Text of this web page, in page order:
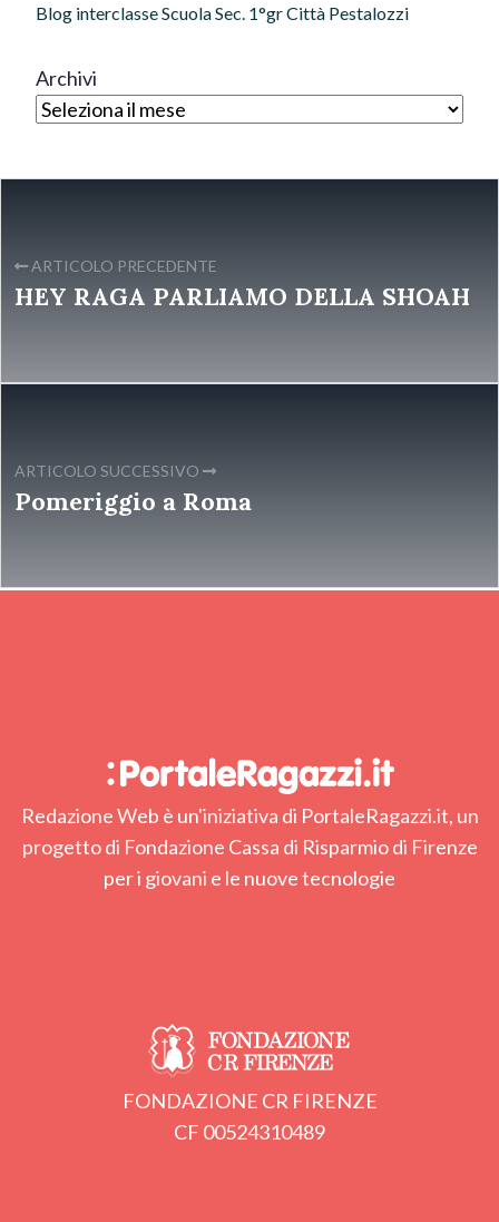
Blog interclasse Scuola Sec. 1°gr Città Pestalozzi
Archivi
ARTICOLO PRECEDENTE
HEY RAGA PARLIAMO DELLA SHOAH
ARTICOLO SUCCESSIVO
Pomeriggio a Roma
Redazione Web è un'iniziativa di PortaleRagazzi.it, un
progetto di Fondazione Cassa di Risparmio di Firenze
per i giovani e le nuove tecnologie
FONDAZIONE CR FIRENZE
CF 00524310489